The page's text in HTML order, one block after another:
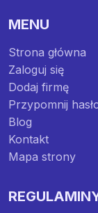
MENU
Strona główna
Zaloguj się
Dodaj firmę
Przypomnij
Blog
Kontakt
Mapa strony